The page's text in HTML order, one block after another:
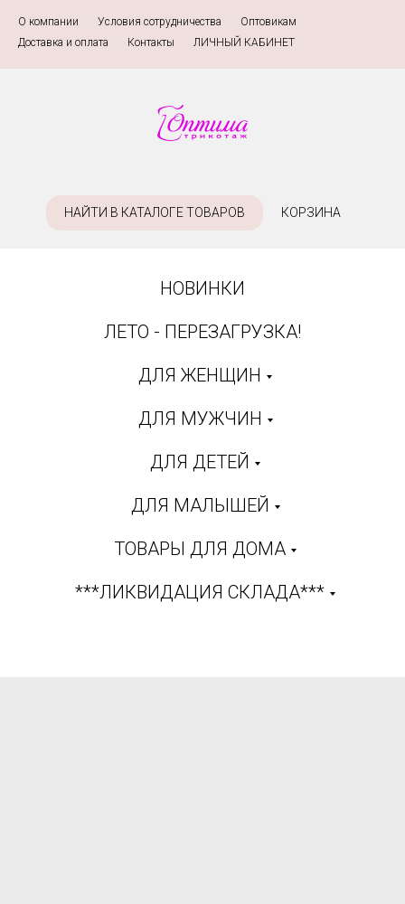
О компании Условия сотрудничества Оптовикам
Доставка и оплата
Контакты ЛИЧНЫЙ КАБИНЕТ
НАЙТИ В КАТАЛОГЕ ТОВАРОВ КОРЗИНА
НОВИНКИ
ЛЕТО - ПЕРЕЗАГРУЗКА!
ДЛЯ ЖЕНЩИН
ДЛЯ МУЖЧИН
ДЛЯ ДЕТЕЙ
ДЛЯ МАЛЫШЕЙ
ТОВАРЫ ДЛЯ ДОМА
***ЛИКВИДАЦИЯ СКЛАДА***